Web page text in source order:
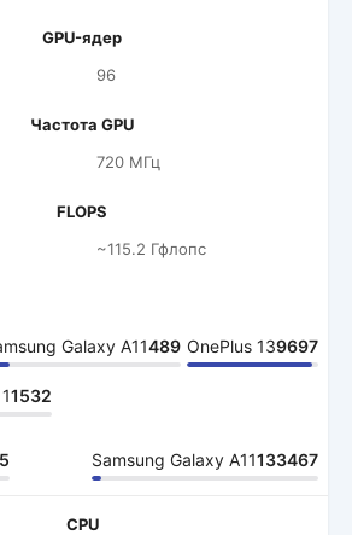
GPU-ядер
96
Частота GPU
720 МГц
FLOPS
~115.2 Гфлопс
Galaxy A11489 OnePlus 139697
1532
Samsung Galaxy A11133467
CPU